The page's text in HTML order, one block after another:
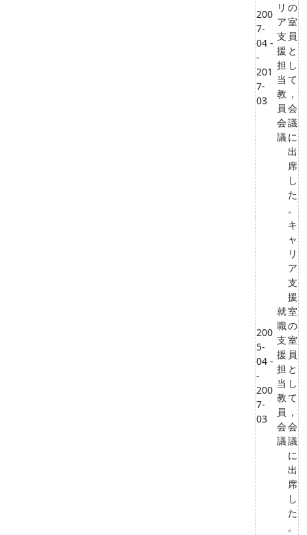
200
7-
04 -
-
201
7-
03
リ
ア
支
援
担
当
教
員
会
議
の
室
員
と
し
て
，
会
議
に
出
席
し
た
。
200
5-
04 -
-
200
7-
03
就
職
支
援
担
当
教
員
会
議
キ
ャ
リ
ア
支
援
室
の
室
員
と
し
て
，
会
議
に
出
席
し
た
。